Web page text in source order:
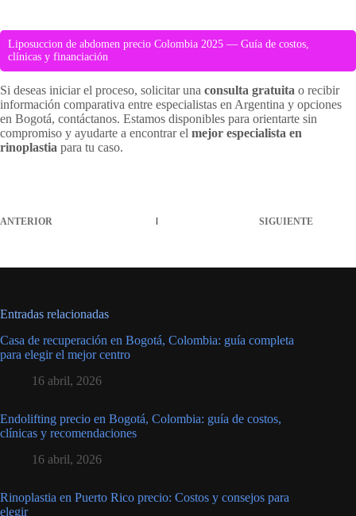
Liposuccion de abdomen precio Colombia 2025 — Guía de costos,
clínicas y financiación
Si deseas iniciar el proceso, solicitar una consulta gratuita o recibir
información comparativa entre especialistas en Argentina y opciones
en Bogotá, contáctanos. Estamos disponibles para orientarte sin
compromiso y ayudarte a encontrar el mejor especialista en
rinoplastia para tu caso.
ANTERIOR SIGUIENTE
Entradas relacionadas
Casa de recuperación en Bogotá, Colombia: guía completa
para elegir el mejor centro
16 abril, 2026
Endolifting precio en Bogotá, Colombia: guía de costos,
clínicas y recomendaciones
16 abril, 2026
Rinoplastia en Puerto Rico precio: Costos y consejos para
elegir